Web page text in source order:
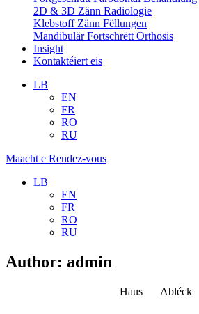
2D & 3D Zänn Radiologie
Klebstoff Zänn Fëllungen
Mandibulär Fortschrëtt Orthosis
Insight
Kontaktéiert eis
LB
EN
FR
RO
RU
Maacht e Rendez-vous
LB
EN
FR
RO
RU
Author: admin
Haus Abléck